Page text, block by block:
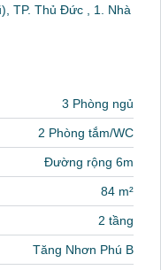
TP. Thủ Đức , 1. Nhà
3 Phòng ngủ
2 Phòng tắm/WC
Đường rộng 6m
84 m²
2 tầng
Tăng Nhơn Phú B